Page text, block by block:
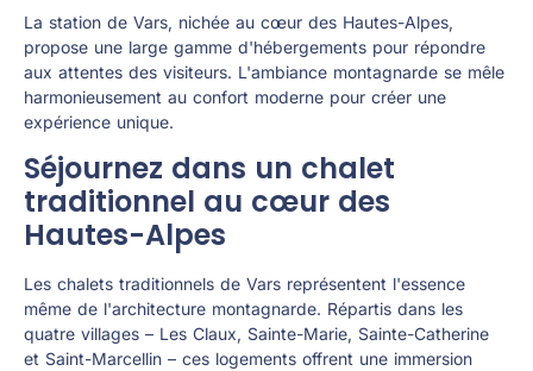
La station de Vars, nichée au cœur des Hautes-Alpes,
propose une large gamme d'hébergements pour répondre
aux attentes des visiteurs. L'ambiance montagnarde se mêle
harmonieusement au confort moderne pour créer une
expérience unique.
Séjournez dans un chalet
traditionnel au cœur des
Hautes-Alpes
Les chalets traditionnels de Vars représentent l'essence
même de l'architecture montagnarde. Répartis dans les
quatre villages – Les Claux, Sainte-Marie, Sainte-Catherine
et Saint-Marcellin – ces logements offrent une immersion